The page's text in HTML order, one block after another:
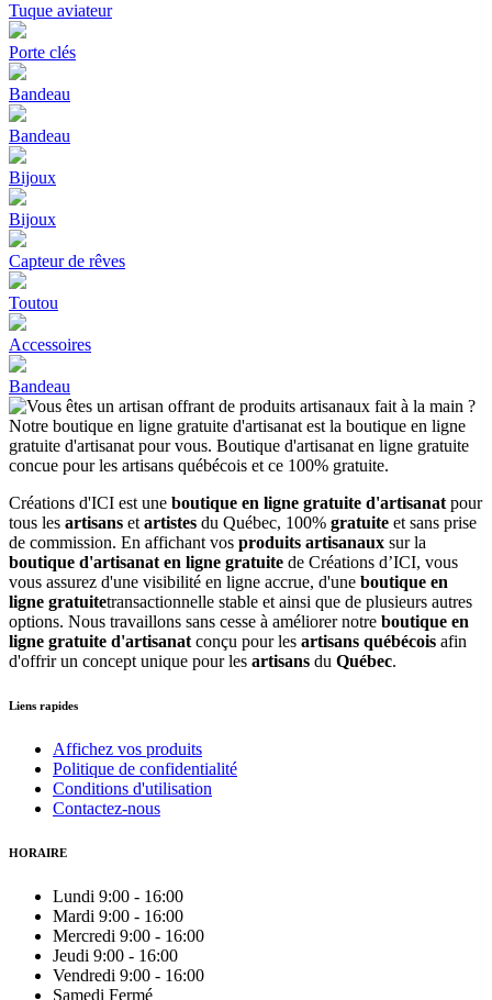
Tuque aviateur
Porte clés
Bandeau
Bandeau
Bijoux
Bijoux
Capteur de rêves
Toutou
Accessoires
Bandeau
Créations d'ICI est une boutique en ligne gratuite d'artisanat pour
tous les artisans et artistes du Québec, 100% gratuite et sans prise
de commission. En affichant vos produits artisanaux sur la
boutique d'artisanat en ligne gratuite de Créations d’ICI, vous
vous assurez d'une visibilité en ligne accrue, d'une boutique en
ligne gratuitetransactionnelle stable et ainsi que de plusieurs autres
options. Nous travaillons sans cesse à améliorer notre boutique en
ligne gratuite d'artisanat conçu pour les artisans québécois afin
d'offrir un concept unique pour les artisans du Québec.
Liens rapides
Affichez vos produits
Politique de confidentialité
Conditions d'utilisation
Contactez-nous
HORAIRE
Lundi 9:00 - 16:00
Mardi 9:00 - 16:00
Mercredi 9:00 - 16:00
Jeudi 9:00 - 16:00
Vendredi 9:00 - 16:00
Samedi Fermé